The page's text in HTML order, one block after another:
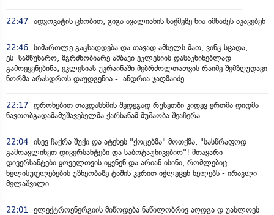
22:47 ადვოკატის ცნობით, გიგა ავალიანის საქმეზე ნია იმნაძეს აკავებენ
22:46 სიმართლე გაცხადდება და თავად ამხელს მათ, ვინც სცადა,
ეს სამწუხარო, მგრძნობიარე ამბავი ეკლესიის დასაკნინებლად
გამოეყენებინა, ეკლესიას უკრაინაში მებრძოლთათვის რაიმე შემზღუდავი
ნორმა არასდროს დაუდგენია - ანდრია ჯაღმაიძე
22:17 დრონებით თავდასხმის შედეგად რუსეთში კიდევ ერთმა დიდმა
ნავთობგადამამუშავებელმა ქარხანამ მუშაობა შეაჩერა
22:04 ისევ ჩაქრა შუქი და ატეხეს "ქოცებმა" მოთქმა, "სასწრაფოდ
გამოავლინეთ დივერსანტები და საბოტაჟნიკებიო"! მთავარი
დივერსანტები ყოველთვის იყვნენ და არიან ისინი, რომლებიც
ხელისუფლებების უზნეობაზე ტაშის კვრით იქლეცენ ხელებს - ირაკლი
მელაშვილი
22:01 ელექტროენერგიის მიწოდება ნაწილობრივ აღდგა დ უახლოეს